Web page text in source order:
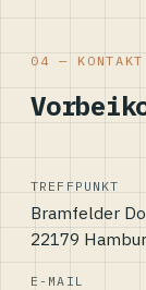
04 — KONTAKT
TREFFPUNKT
Bramfelder
22179
E-MAIL